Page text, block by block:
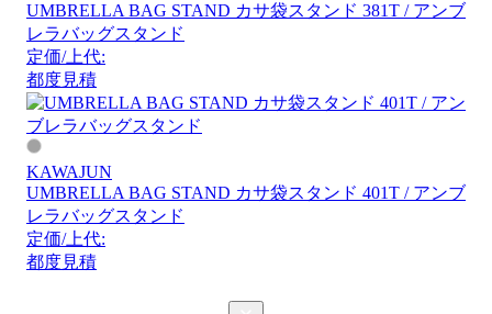
UMBRELLA BAG STAND カサ袋スタンド 381T / アンブ
レラバッグスタンド
定価/上代:
都度見積
KAWAJUN
UMBRELLA BAG STAND カサ袋スタンド 401T / アンブ
レラバッグスタンド
定価/上代:
都度見積